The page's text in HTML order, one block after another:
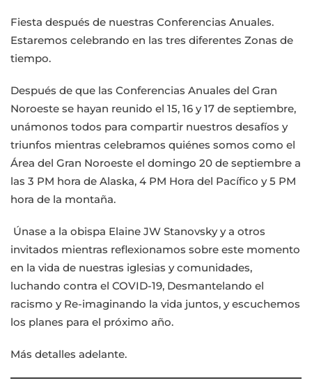
Fiesta después de nuestras Conferencias Anuales.
Estaremos celebrando en las tres diferentes Zonas de
tiempo.
Después de que las Conferencias Anuales del Gran
Noroeste se hayan reunido el 15, 16 y 17 de septiembre,
unámonos todos para compartir nuestros desafíos y
triunfos mientras celebramos quiénes somos como el
Área del Gran Noroeste el domingo 20 de septiembre a
las 3 PM hora de Alaska, 4 PM Hora del Pacífico y 5 PM
hora de la montaña.
Únase a la obispa Elaine JW Stanovsky y a otros
invitados mientras reflexionamos sobre este momento
en la vida de nuestras iglesias y comunidades,
luchando contra el COVID-19, Desmantelando el
racismo y Re-imaginando la vida juntos, y escuchemos
los planes para el próximo año.
Más detalles adelante.